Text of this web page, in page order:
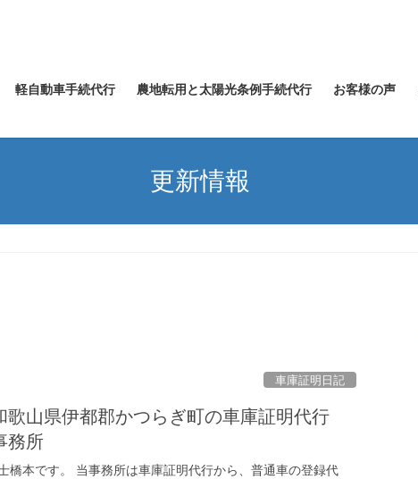
軽自動車手続代行 農地転用と太陽光条例手続代行 お客様の声
更新情報
車庫証明日記
歌山県伊都郡かつらぎ町の車庫証明代行
務所
橋本です。 当事務所は車庫証明代行から、普通車の登録代